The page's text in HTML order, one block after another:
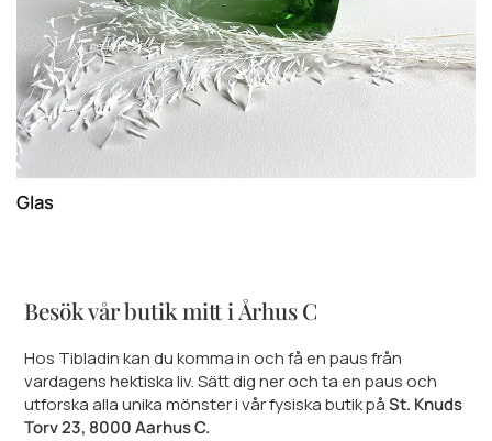
Glas
Besök vår butik mitt i Århus C
Hos Tibladin kan du komma in och få en paus från
vardagens hektiska liv. Sätt dig ner och ta en paus och
utforska alla unika mönster i vår fysiska butik påSt. Knuds
Torv 23, 8000 Aarhus C.